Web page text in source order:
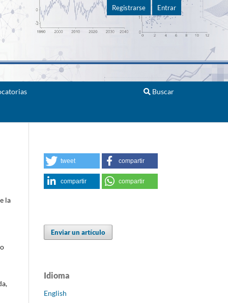
Buscar
Registrarse Entrar
la
tweet compartir
compartir compartir
Enviar un artículo
Idioma
English